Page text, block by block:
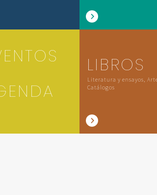
LIBROS
Literatura y ensayos,
Catálogos